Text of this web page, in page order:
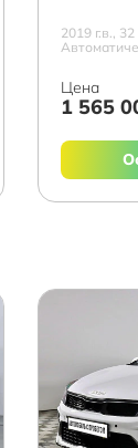
2019 г.в.,
Цена
1 565